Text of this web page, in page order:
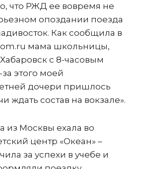
что РЖД ее вовремя не
опоздании поезда
Как сообщила в
мама школьницы,
с 8-часовым
этого моей
дочери пришлось
ждать состав на вокзале».
из Москвы ехала во
центр «Океан» –
за успехи в учебе и